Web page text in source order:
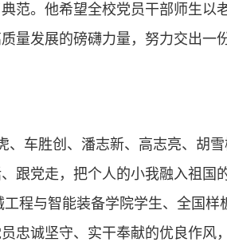
。他希望全校党员干部师生以
量发展的磅礴力量，努力交出一
车胜创、潘志新、高志亮、胡
跟党走，把个人的小我融入祖国
程与智能装备学院学生、全国
忠诚坚守、实干奉献的优良作风